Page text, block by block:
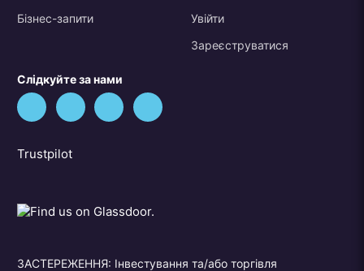
Бізнес-запити
Увійти
Зареєструватися
Слідкуйте за нами
Trustpilot
ЗАСТЕРЕЖЕННЯ: Інвестування та/або торгівля